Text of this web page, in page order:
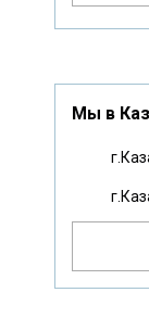
Мы в